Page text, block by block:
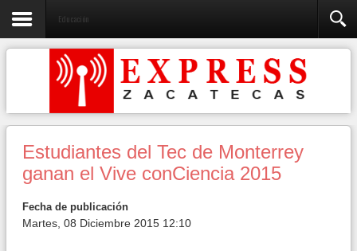
Educación
Estudiantes del Tec de Monterrey
ganan el Vive conCiencia 2015
Fecha de publicación
Martes, 08 Diciembre 2015 12:10